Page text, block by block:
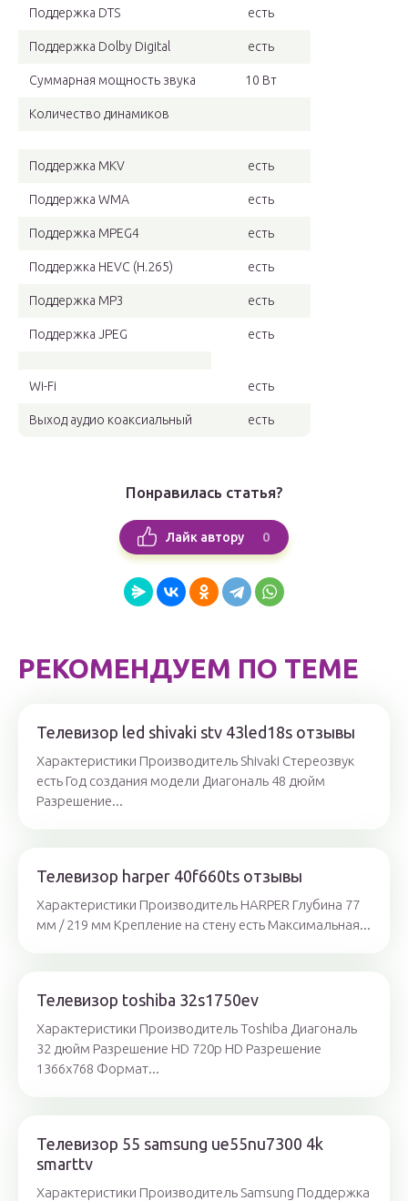
Поддержка DTS есть
Поддержка Dolby Digital есть
Суммарная мощность звука 10 Вт
Количество динамиков
Поддержка MKV есть
Поддержка WMA есть
Поддержка MPEG4 есть
Поддержка HEVC (H.265) есть
Поддержка MP3 есть
Поддержка JPEG есть
Wi-Fi есть
Выход аудио коаксиальный есть
Понравилась статья?
Лайк автору 0
РЕКОМЕНДУЕМ ПО ТЕМЕ
Телевизор led shivaki stv 43led18s отзывы
Характеристики Производитель Shivaki Стереозвук
есть Год создания модели Диагональ 48 дюйм
Разрешение...
Телевизор harper 40f660ts отзывы
Характеристики Производитель HARPER Глубина 77
мм / 219 мм Крепление на стену есть Максимальная...
Телевизор toshiba 32s1750ev
Характеристики Производитель Toshiba Диагональ
32 дюйм Разрешение HD 720p HD Разрешение
1366x768 Формат...
Телевизор 55 samsung ue55nu7300 4k
smarttv
Характеристики Производитель Samsung Поддержка